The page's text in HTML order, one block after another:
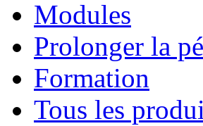
Modules
Prolonger la
Formation
Tous les